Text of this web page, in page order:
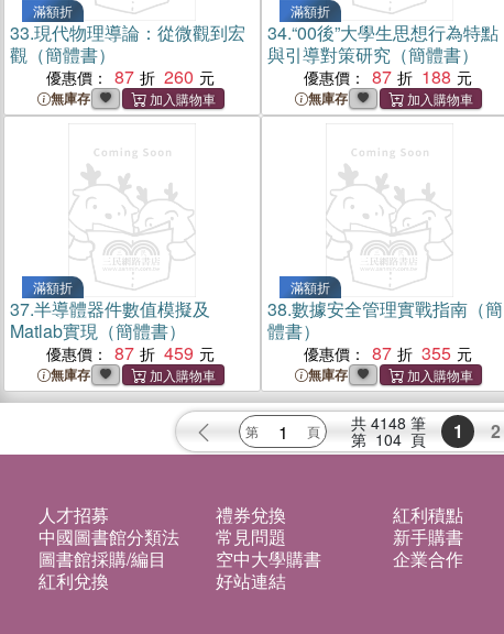
滿額折
33.現代物理導論：從微觀到宏
觀（簡體書）
優惠價： 87 260
無庫存
滿額折
34.“00後”大學生思想行為特點
與引導對策研究（簡體書）
優惠價： 87 188
無庫存
滿額折
37.半導體器件數值模擬及
Matlab實現（簡體書）
優惠價： 87 459
無庫存
滿額折
38.數據安全管理實戰指南（簡
體書）
優惠價： 87 355
無庫存
共 4148 筆
第 104 頁 1 2
人才招募 禮券兌換
紅利積點
中國圖書館分類法 常見問題
新手購書
圖書館採購/編目 空中大學購書
企業合作
紅利兌換 好站連結